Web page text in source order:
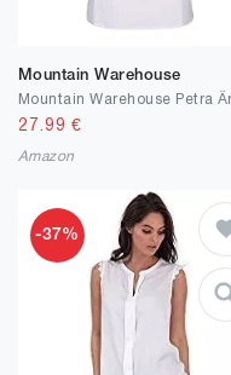
Mountain Warehouse
27.99 €
Amazon
-37%